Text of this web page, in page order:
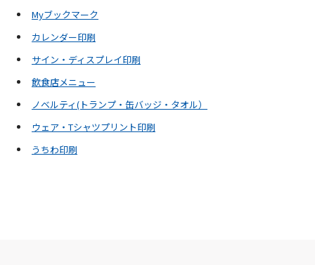
Myブックマーク
カレンダー印刷
サイン・ディスプレイ印刷
飲食店メニュー
ノベルティ(トランプ・缶バッジ・タオル）
ウェア・Tシャツプリント印刷
うちわ印刷